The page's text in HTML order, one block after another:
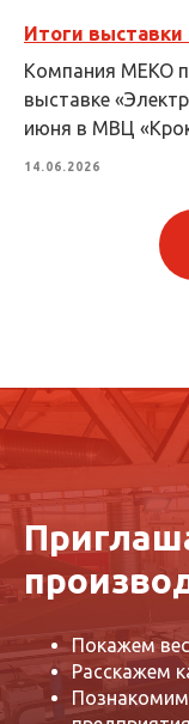
Итоги
Компания МЕКО
выставке
июня в МВЦ
14.06.2026
Покажем
Расскажем